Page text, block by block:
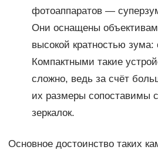
фотоаппаратов —
Они оснащены
высокой кратностью зума:
Компактными такие
сложно, ведь за счёт
их размеры сопоставимы
зеркалок.
Основное достоинство таких